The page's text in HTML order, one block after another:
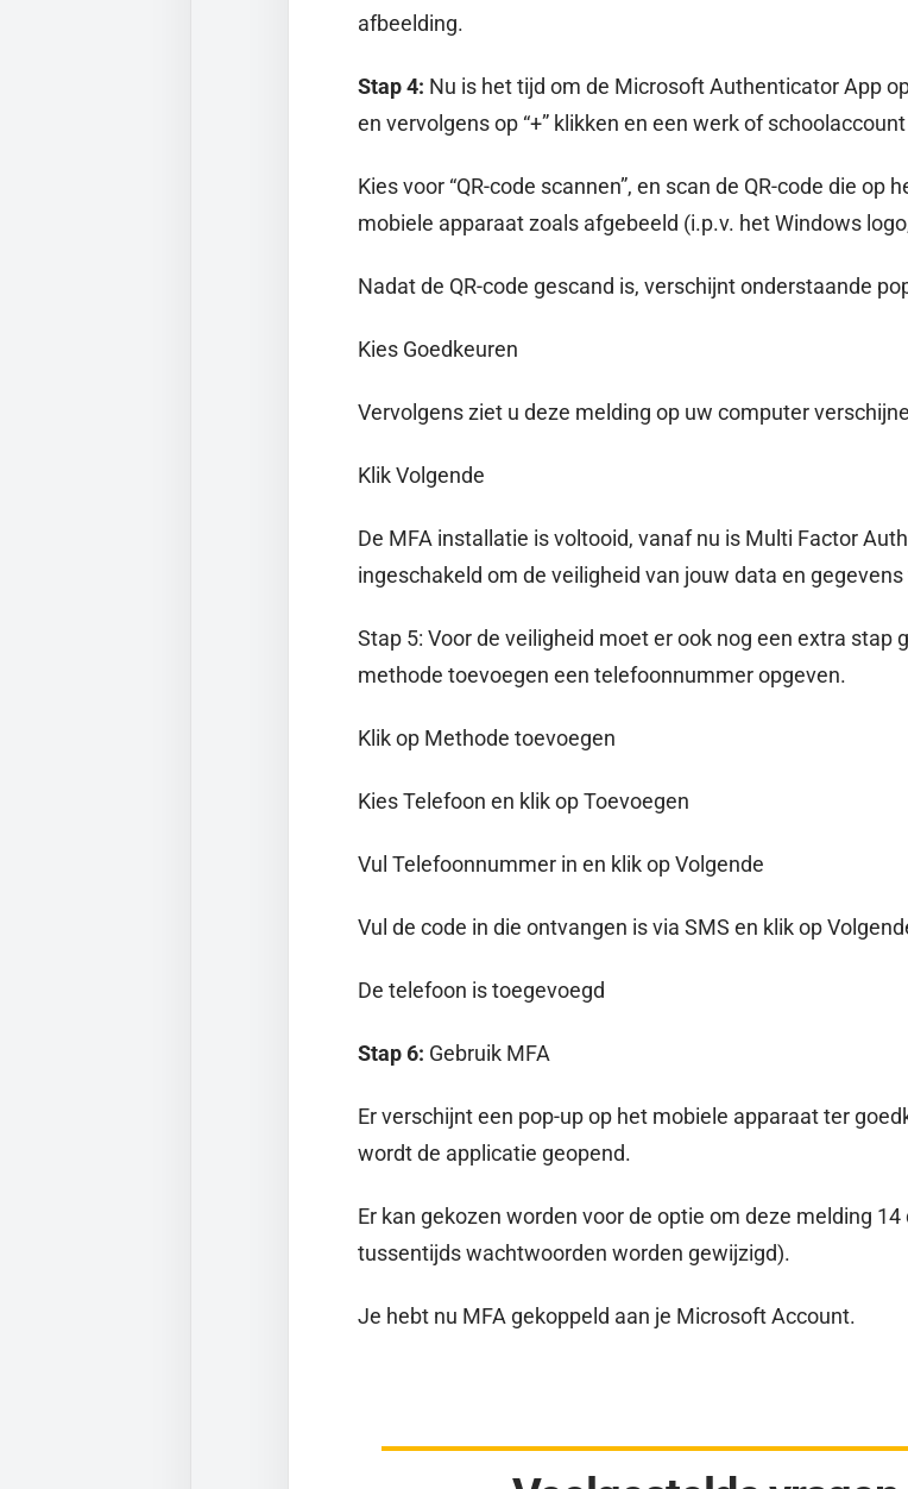
afbeelding.
Stap 4: Nu is het tijd om de Microsoft Authenticator App
en vervolgens op “+” klikken en een werk of
Kies voor “QR-code scannen”, en scan de QR-code die
mobiele apparaat zoals afgebeeld (i.p.v. het Windows
Nadat de QR-code gescand is, verschijnt onderstaande
Kies Goedkeuren
Vervolgens ziet u deze melding op uw computer
Klik Volgende
De MFA installatie is voltooid, vanaf nu is Multi Factor
ingeschakeld om de veiligheid van jouw data en
Stap 5: Voor de veiligheid moet er ook nog een extra stap
methode toevoegen een telefoonnummer opgeven.
Klik op Methode toevoegen
Kies Telefoon en klik op Toevoegen
Vul Telefoonnummer in en klik op Volgende
Vul de code in die ontvangen is via SMS en klik op
De telefoon is toegevoegd
Stap 6: Gebruik MFA
Er verschijnt een pop-up op het mobiele apparaat ter
wordt de applicatie geopend.
Er kan gekozen worden voor de optie om deze melding
tussentijds wachtwoorden worden gewijzigd).
Je hebt nu MFA gekoppeld aan je Microsoft Account.